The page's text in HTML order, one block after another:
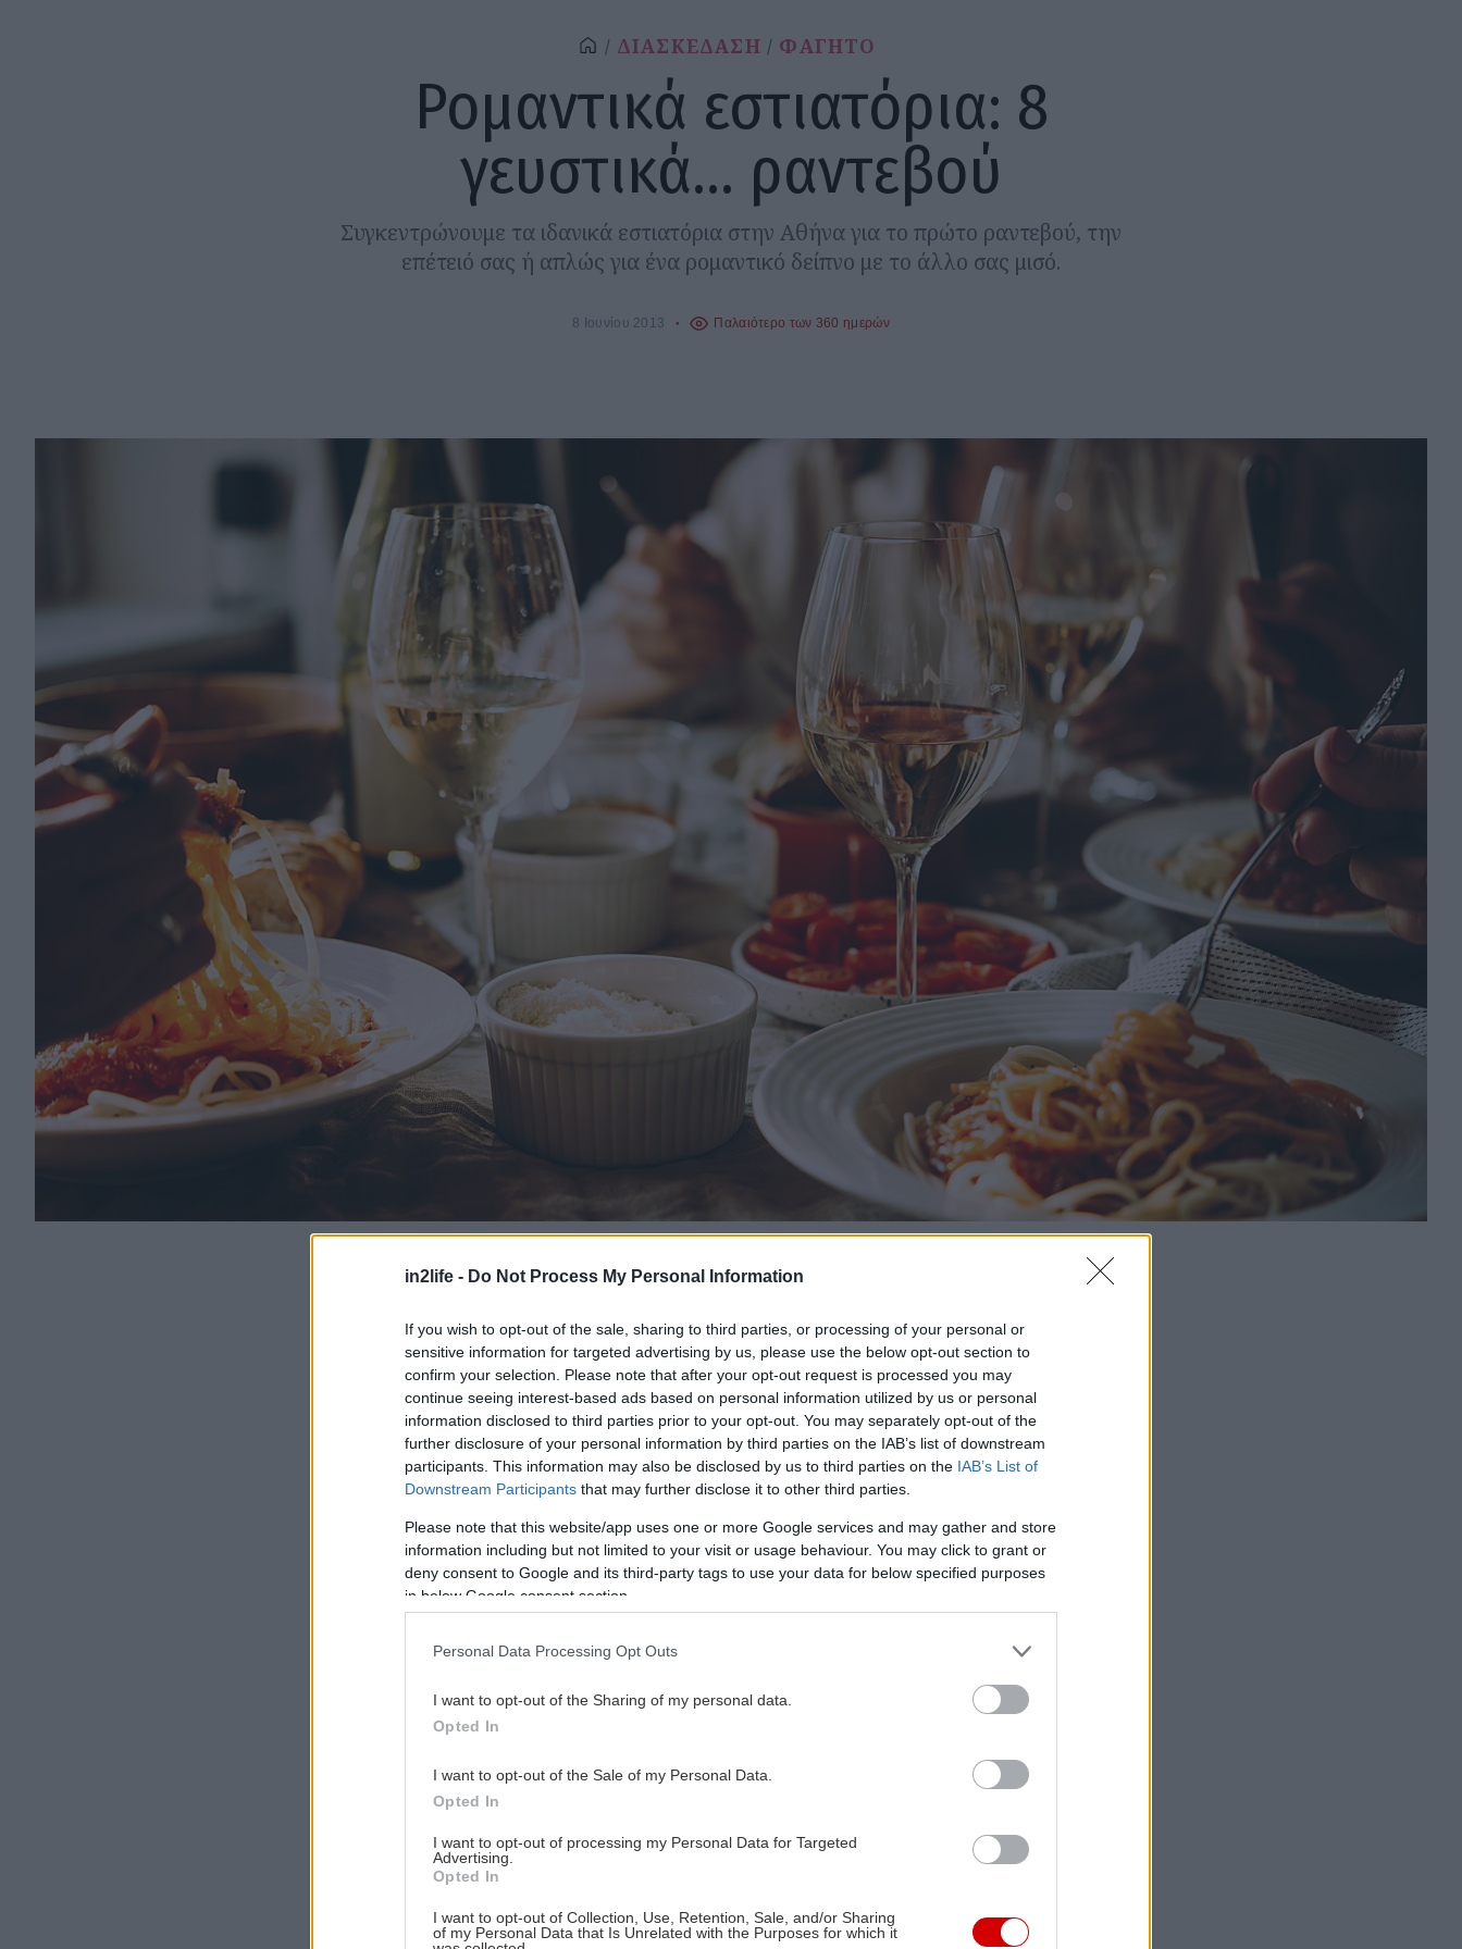
in2life - Do Not Process My Personal Information
If you wish to opt-out of the sale, sharing to third parties, or processing of your personal or
sensitive information for targeted advertising by us, please use the below opt-out section to
confirm your selection. Please note that after your opt-out request is processed you may
continue seeing interest-based ads based on personal information utilized by us or personal
information disclosed to third parties prior to your opt-out. You may separately opt-out of the
further disclosure of your personal information by third parties on the IAB’s list of downstream
participants. This information may also be disclosed by us to third parties on the IAB’s List of
Downstream Participants that may further disclose it to other third parties.
Please note that this website/app uses one or more Google services and may gather and store
information including but not limited to your visit or usage behaviour. You may click to grant or
deny consent to Google and its third-party tags to use your data for below specified purposes
in below Google consent section.
Personal Data Processing Opt Outs
I want to opt-out of the Sharing of my personal data.
Opted In
I want to opt-out of the Sale of my Personal Data.
Opted In
I want to opt-out of processing my Personal Data for Targeted
Advertising.
Opted In
I want to opt-out of Collection, Use, Retention, Sale, and/or Sharing
of my Personal Data that Is Unrelated with the Purposes for which it
ΔΙΑΣΚΕΔΑΣΗ ΦΑΓΗΤΟ
Ρομαντικά εστιατόρια: 8
γευστικά… ραντεβού
Συγκεντρώνουμε τα ιδανικά εστιατόρια στην Αθήνα για το πρώτο ραντεβού, την
επέτειό σας ή απλώς για ένα ρομαντικό δείπνο με το άλλο σας μισό.
8 Ιουνίου 2013 Παλαιότερο των 360 ημερών